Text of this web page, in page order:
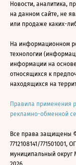
Новости, аналитика,
на данном сайте, не
или продаже каких-
На информационном
технологии
информации на
относящихся к
находящихся на
Правила применения
рекламно-обменной
Все права защищены
7712108141/771501001,
муниципальный округ